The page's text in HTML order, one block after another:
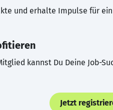
und erhalte Impulse für
kannst Du Deine Job-
Jetzt